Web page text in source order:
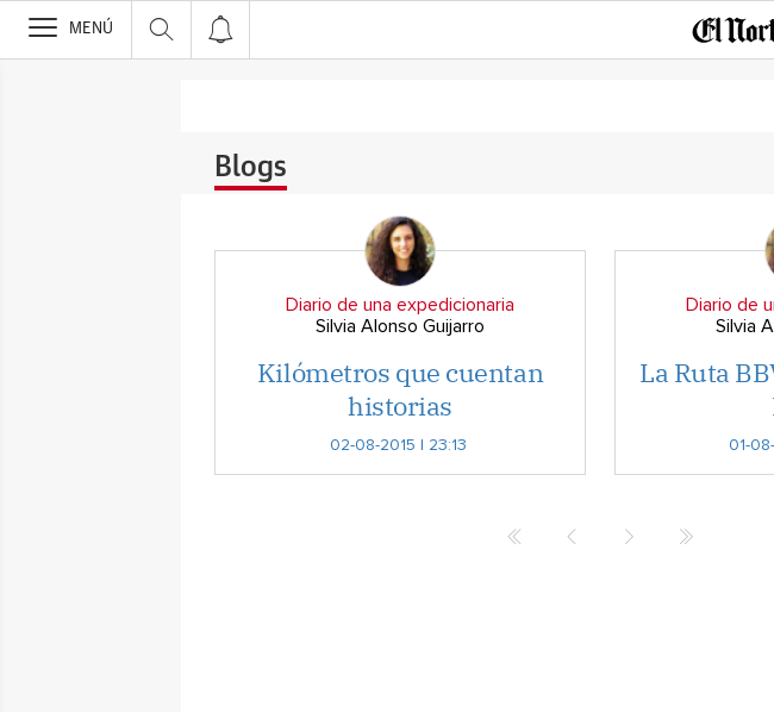
>
MENÚ
Blogs
Diario de una expedicionaria
Silvia Alonso Guijarro
Kilómetros que cuentan
historias
02-08-2015 | 23:13
Diario de
Silvia
La Ruta
01-